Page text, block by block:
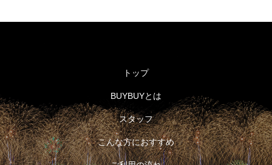
トップ
BUYBUYとは
スタッフ
こんな方におすすめ